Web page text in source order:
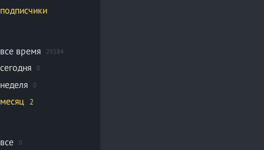
подписчики
все время 29184
сегодня 0
неделя 0
месяц 2
все 0